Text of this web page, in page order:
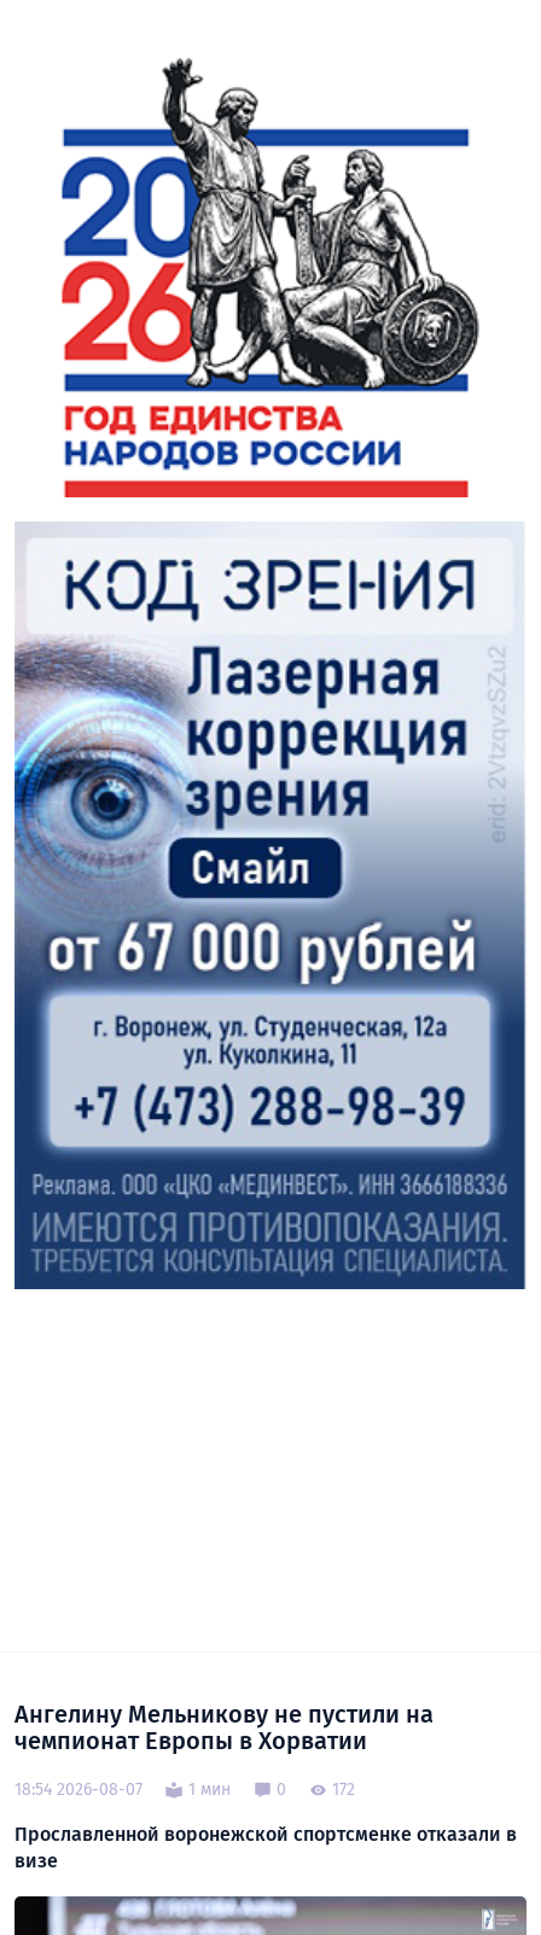
Ангелину Мельникову не пустили на
чемпионат Европы в Хорватии
18:54 2026-08-07 1 мин 0 172
Прославленной воронежской спортсменке отказали в
визе